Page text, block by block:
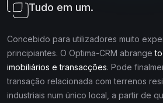
Tudo em um.
Concebido para utilizadores muito
principiantes. O Optima-CRM abrange
imobiliários e transacções. Pode
transação relacionada com terrenos
industriais num único local, a partir de